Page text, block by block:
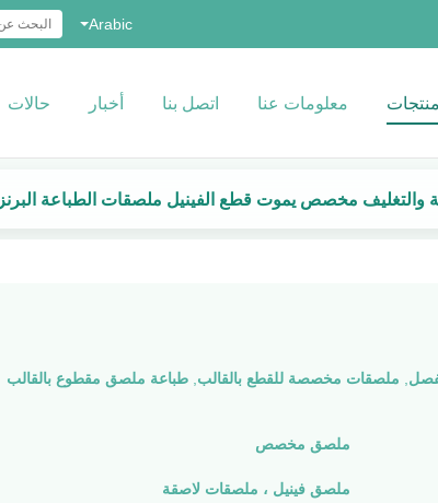
Arabic
منتجات معلومات عنا اتصل بنا أخبار حالات
والتغليف مخصص يموت قطع الفينيل ملصقات الطباعة البرنز
ملصقات مخصصة للقطع بالقالب طباعة ملصق مقطوع بالقالب
ملصق مخصص
ملصق فينيل ، ملصقات لاصقة